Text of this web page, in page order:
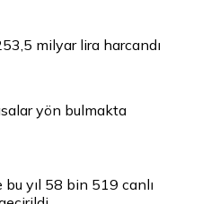
milyar lira harcandı
yön bulmakta
bu yıl 58 bin 519 canlı